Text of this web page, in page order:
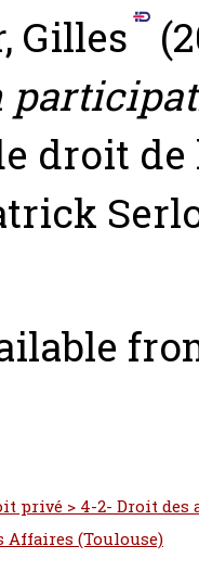
Gilles
droit
privé > 4-2- Droit
Affaires (Toulouse)